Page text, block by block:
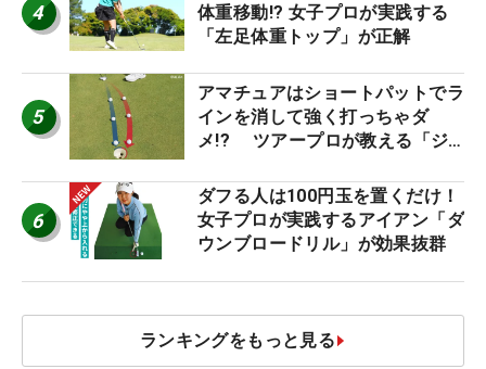
4
体重移動!? 女子プロが実践する
「左足体重トップ」が正解
5
アマチュアはショートパットでラ
インを消して強く打っちゃダ
メ!? ツアープロが教える「ジ
減するワケ
6
ダフる人は100円玉を置くだけ！
女子プロが実践するアイアン「ダ
ウンブロードリル」が効果抜群
ランキングをもっと見る